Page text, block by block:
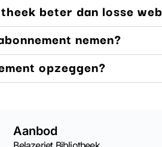
beter dan losse
nemen?
opzeggen?
Aanbod